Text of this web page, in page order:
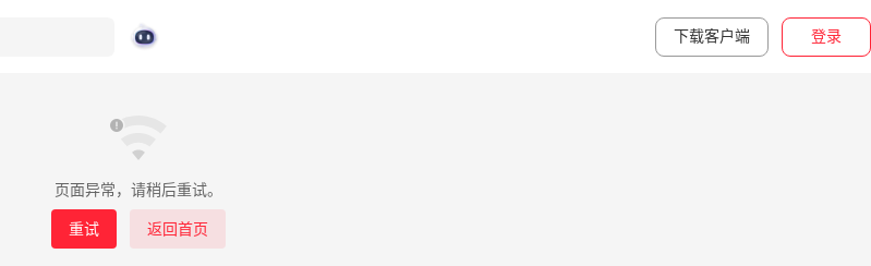
下载客户端 登录
页面异常，请稍后重试。
重试 返回首页